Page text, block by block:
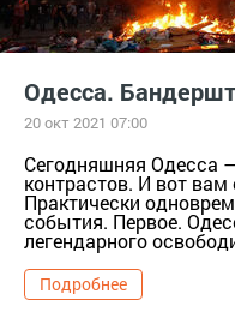
Одесса.
20 окт 2021 07:00
Сегодняшняя Одесса
контрастов. И вот
Практически
события. Первое.
легендарного
Подробнее